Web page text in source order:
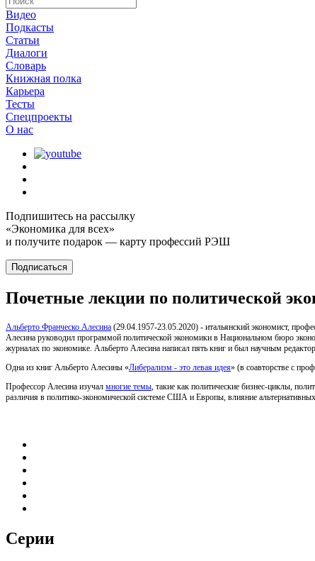
Видео
Подкасты
Статьи
Диалоги
Словарь
Книжная полка
Карьера
Тесты
Спецпроекты
О наc
Подпишитесь на рассылку
«Экономика для всех»
и получите подарок — карту профессий РЭШ
Подписаться
Почетные лекции по политической
Альберто Франческо Алесина (29.04.1957-23.05.2020) - итальянский экономист,
Алесина руководил программой политической экономики в Национальном бюро
журналах по экономике. Альберто Алесина написал пять книг и был научным
Одна из книг Альберто Алесины «Либерализм - это левая идея» (в соавторстве с
Профессор Алесина изучал многие темы, такие как политические бизнес-циклы,
различия в политико-экономической системе США и Европы, влияние
Серии